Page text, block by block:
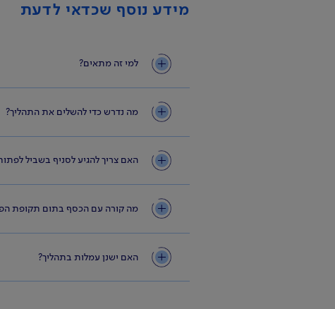
מידע נוסף שכדאי לדעת
למי זה מתאים?
מה נדרש כדי להשלים את התהליך?
האם צריך להגיע לסניף בשביל
מה קורה עם הכסף בתום תקופת
האם ישנן עמלות בתהליך?